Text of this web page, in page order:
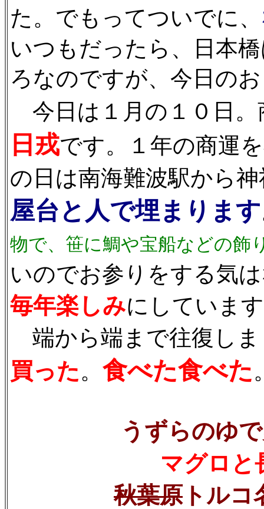
た。でもってついでに、
いつもだったら、日本
ろなのですが、今日の
今日は１月の１０日。
日戎です。１年の商運
の日は南海難波駅から
屋台と人で埋まります
物で、笹に鯛や宝船などの飾
いのでお参りをする気
毎年楽しみにしていま
端から端まで往復し
買った。 食べた食べた
うずらのゆ
マグロと
秋葉原トルコ